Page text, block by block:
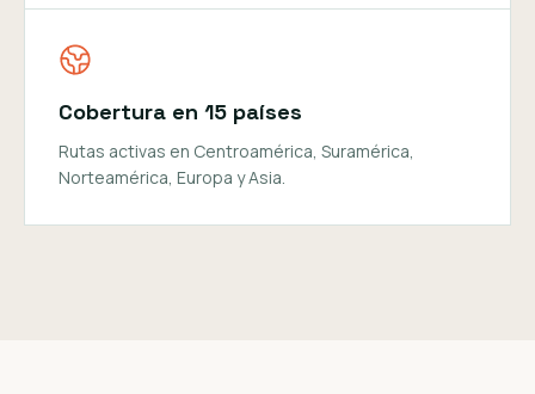
Cobertura en 15 países
Rutas activas en Centroamérica, Suramérica,
Norteamérica, Europa y Asia.